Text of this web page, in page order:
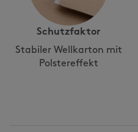
Schutzfaktor
Stabiler Wellkarton mit
Polstereffekt